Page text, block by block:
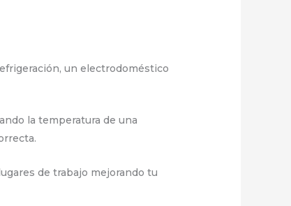
un electrodoméstico
la temperatura de una
de trabajo mejorando tu